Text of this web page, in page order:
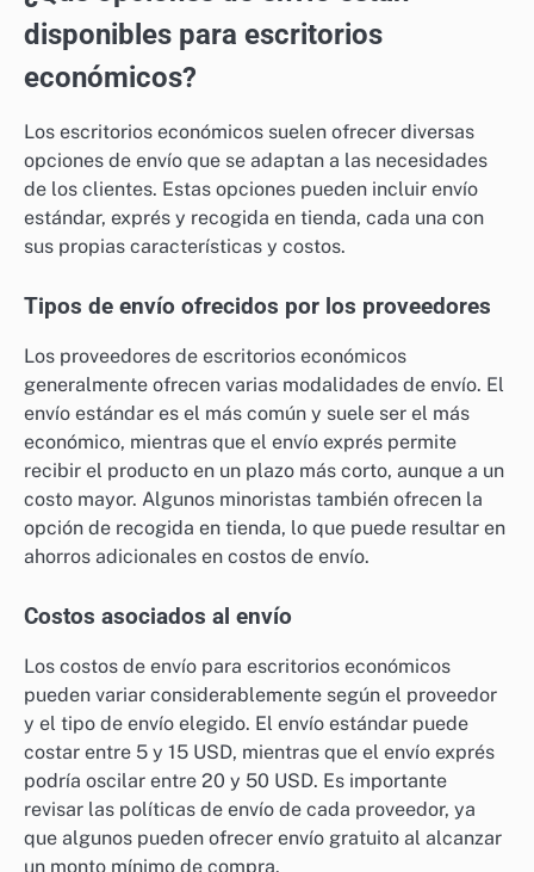
disponibles para escritorios
económicos?
Los escritorios económicos suelen ofrecer diversas
opciones de envío que se adaptan a las necesidades
de los clientes. Estas opciones pueden incluir envío
estándar, exprés y recogida en tienda, cada una con
sus propias características y costos.
Tipos de envío ofrecidos por los proveedores
Los proveedores de escritorios económicos
generalmente ofrecen varias modalidades de envío. El
envío estándar es el más común y suele ser el más
económico, mientras que el envío exprés permite
recibir el producto en un plazo más corto, aunque a un
costo mayor. Algunos minoristas también ofrecen la
opción de recogida en tienda, lo que puede resultar en
ahorros adicionales en costos de envío.
Costos asociados al envío
Los costos de envío para escritorios económicos
pueden variar considerablemente según el proveedor
y el tipo de envío elegido. El envío estándar puede
costar entre 5 y 15 USD, mientras que el envío exprés
podría oscilar entre 20 y 50 USD. Es importante
revisar las políticas de envío de cada proveedor, ya
que algunos pueden ofrecer envío gratuito al alcanzar
un monto mínimo de compra.